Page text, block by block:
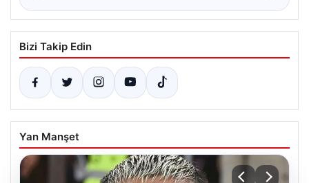
Bizi Takip Edin
Yan Manşet